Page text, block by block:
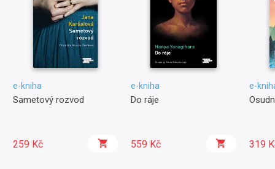
e-kniha
Sametový rozvod
259 Kč
e-kniha
Do ráje
559 Kč
e-
319